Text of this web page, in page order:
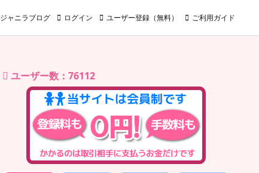
ジャニラブログ ログイン ユーザー登録（無料） ご利用ガイド
ユーザー数：76112